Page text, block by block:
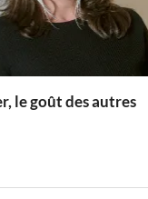
le goût des autres